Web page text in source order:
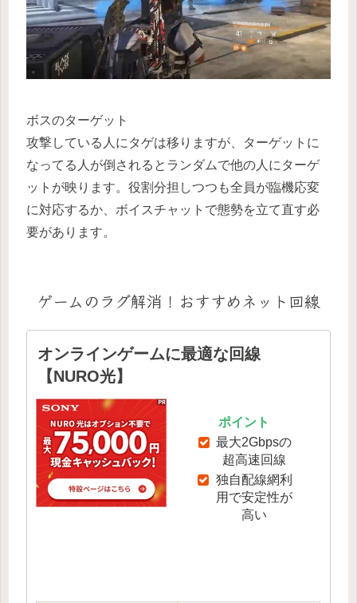
ボスのターゲット
攻撃している人にタゲは移りますが、ターゲットに
なってる人が倒されるとランダムで他の人にターゲ
ットが映ります。役割分担しつつも全員が臨機応変
に対応するか、ボイスチャットで態勢を立て直す必
要があります。
ゲームのラグ解消！おすすめネット回線
オンラインゲームに最適な回線
【NURO光】
ポイント
最大2Gbpsの
超高速回線
独自配線網利
用で安定性が
高い